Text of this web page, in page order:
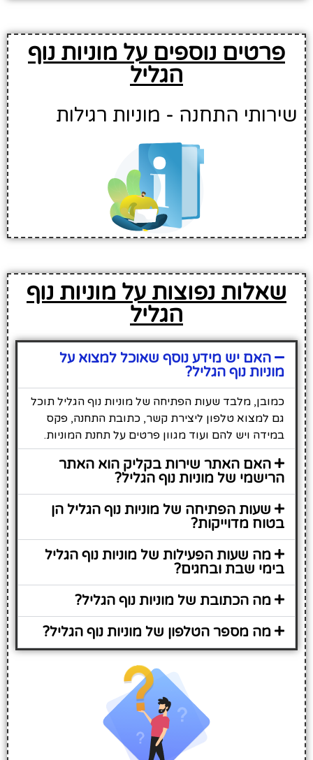
פרטים נוספים על מוניות נוף
הגליל
שירותי התחנה - מוניות רגילות
שאלות נפוצות על מוניות נוף
הגליל
האם יש מידע נוסף שאוכל למצוא על
מוניות נוף הגליל?
כמובן, מלבד שעות הפתיחה של מוניות נוף הגליל תוכל
גם למצוא טלפון ליצירת קשר, כתובת התחנה, פקס
במידה ויש להם ועוד מגוון פרטים על תחנת המוניות.
האם האתר שירות בקליק הוא האתר
הרישמי של מוניות נוף הגליל?
שעות הפתיחה של מוניות נוף הגליל הן
בטוח מדוייקות?
מה שעות הפעילות של מוניות נוף הגליל
בימי שבת ובחגים?
מה הכתובת של מוניות נוף הגליל?
מה מספר הטלפון של מוניות נוף הגליל?